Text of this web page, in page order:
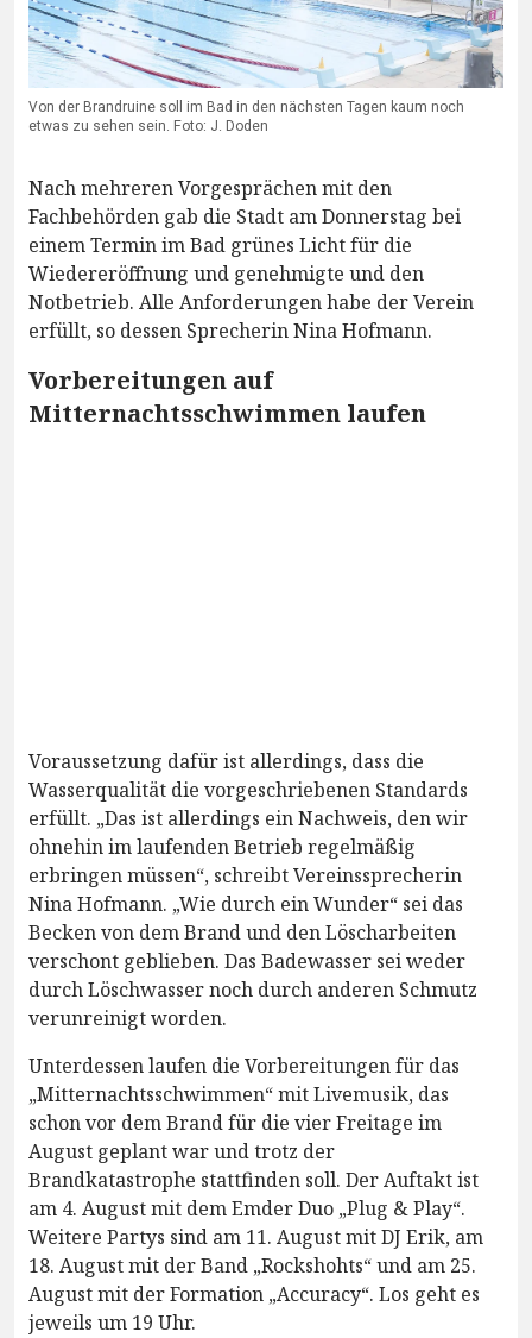
Von der Brandruine soll im Bad in den nächsten Tagen kaum noch
etwas zu sehen sein. Foto: J. Doden
Nach mehreren Vorgesprächen mit den
Fachbehörden gab die Stadt am Donnerstag bei
einem Termin im Bad grünes Licht für die
Wiedereröffnung und genehmigte und den
Notbetrieb. Alle Anforderungen habe der Verein
erfüllt, so dessen Sprecherin Nina Hofmann.
Vorbereitungen auf
Mitternachtsschwimmen laufen
Voraussetzung dafür ist allerdings, dass die
Wasserqualität die vorgeschriebenen Standards
erfüllt. „Das ist allerdings ein Nachweis, den wir
ohnehin im laufenden Betrieb regelmäßig
erbringen müssen“, schreibt Vereinssprecherin
Nina Hofmann. „Wie durch ein Wunder“ sei das
Becken von dem Brand und den Löscharbeiten
verschont geblieben. Das Badewasser sei weder
durch Löschwasser noch durch anderen Schmutz
verunreinigt worden.
Unterdessen laufen die Vorbereitungen für das
„Mitternachtsschwimmen“ mit Livemusik, das
schon vor dem Brand für die vier Freitage im
August geplant war und trotz der
Brandkatastrophe stattfinden soll. Der Auftakt ist
am 4. August mit dem Emder Duo „Plug & Play“.
Weitere Partys sind am 11. August mit DJ Erik, am
18. August mit der Band „Rockshohts“ und am 25.
August mit der Formation „Accuracy“. Los geht es
jeweils um 19 Uhr.